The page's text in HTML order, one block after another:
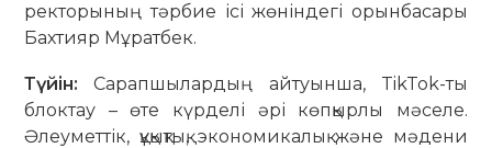
ректорының тәрбие ісі жөніндегі орын­басары
Бахтияр Мұратбек.
Түйін: Сарапшылардың айтуынша, TikTok-ты
блоктау – өте күрделі әрі көпқырлы мәселе.
Әлеуметтік, құқық­­тық, эконо­микалық және мәдени